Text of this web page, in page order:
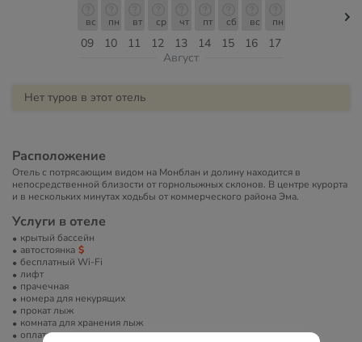
09
вс
10
пн
11
вт
12
ср
13
чт
14
пт
15
сб
16
вс
17
пн
Август
Нет туров в этот отель
Расположение
Отель с потрясающим видом на Монблан и долину находится в
непосредственной близости от горнолыжных склонов. В центре курорта
и в нескольких минутах ходьбы от коммерческого района Эма.
Услуги в отеле
крытый бассейн
автостоянка
бесплатный Wi-Fi
лифт
прачечная
номера для некурящих
прокат лыж
комната для хранения лыж
оплата платежными картами